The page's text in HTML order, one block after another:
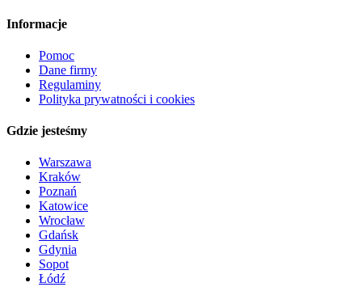
Informacje
Pomoc
Dane firmy
Regulaminy
Polityka prywatności i cookies
Gdzie jesteśmy
Warszawa
Kraków
Poznań
Katowice
Wrocław
Gdańsk
Gdynia
Sopot
Łódź